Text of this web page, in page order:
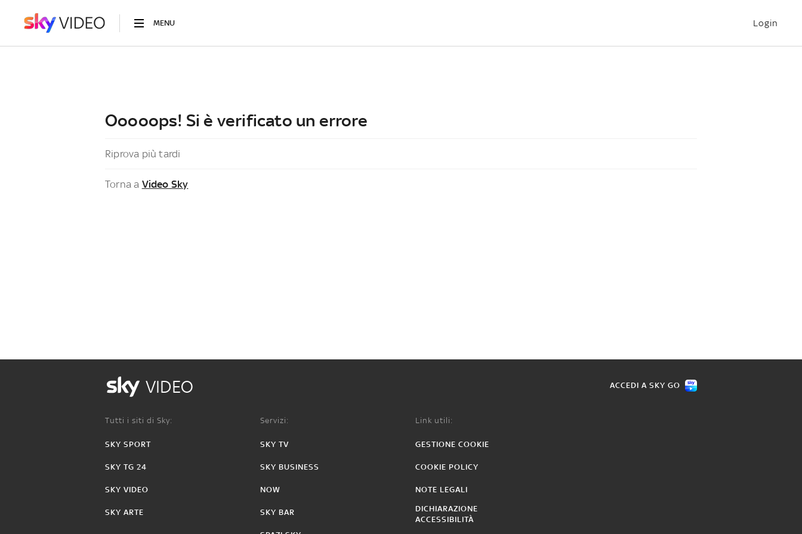
MENU Login
Ooooops! Si è verificato un errore
Riprova più tardi
Torna a Video Sky
VIDEO ACCEDI A SKY GO
Tutti i siti di Sky:
SKY SPORT
SKY TG 24
SKY VIDEO
SKY ARTE
Servizi:
SKY TV
SKY BUSINESS
NOW
SKY BAR
Link utili:
GESTIONE COOKIE
COOKIE POLICY
NOTE LEGALI
DICHIARAZIONE
ACCESSIBILITÀ